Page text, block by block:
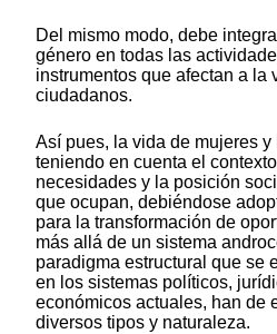
Del mismo modo, debe
género en todas las
instrumentos que afectan a la
ciudadanos.
Así pues, la vida de mujeres
teniendo en cuenta el
necesidades y la posición
que ocupan, debiéndose
para la transformación de
más allá de un sistema
paradigma estructural que se
en los sistemas políticos,
económicos actuales, han de
diversos tipos y naturaleza.